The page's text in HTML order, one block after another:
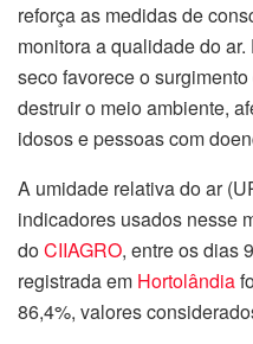
reforça as medidas de
monitora a qualidade do
seco favorece o
destruir o meio ambiente,
idosos e pessoas com
A umidade relativa do ar
indicadores usados nesse
doCIIAGRO, entre os dias
registrada em Hortolândia
86,4%, valores